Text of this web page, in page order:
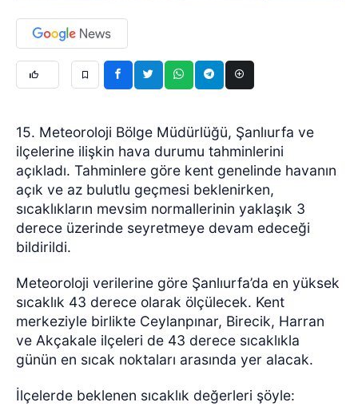
15. Meteoroloji Bölge Müdürlüğü, Şanlıurfa ve
ilçelerine ilişkin hava durumu tahminlerini
açıkladı. Tahminlere göre kent genelinde havanın
açık ve az bulutlu geçmesi beklenirken,
sıcaklıkların mevsim normallerinin yaklaşık 3
derece üzerinde seyretmeye devam edeceği
bildirildi.
Meteoroloji verilerine göre Şanlıurfa’da en yüksek
sıcaklık 43 derece olarak ölçülecek. Kent
merkeziyle birlikte Ceylanpınar, Birecik, Harran
ve Akçakale ilçeleri de 43 derece sıcaklıkla
günün en sıcak noktaları arasında yer alacak.
İlçelerde beklenen sıcaklık değerleri şöyle: